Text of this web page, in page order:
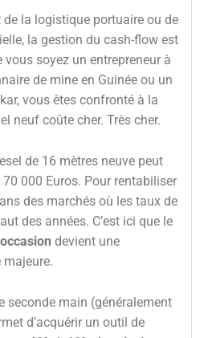
de la logistique portuaire ou de
la gestion du cash-flow est
vous soyez un entrepreneur à
de mine en Guinée ou un
vous êtes confronté à la
neuf coûte cher. Très cher.
de 16 mètres neuve peut
000 Euros. Pour rentabiliser
des marchés où les taux de
des années. C’est ici que le
devient une
seconde main (généralement
d’acquérir un outil de